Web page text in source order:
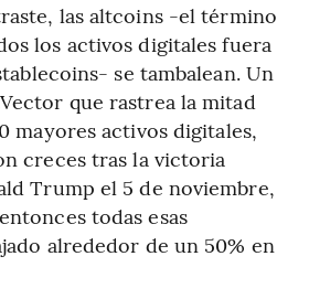
las altcoins -el término
los activos digitales fuera
se tambalean. Un
que rastrea la mitad
mayores activos digitales,
creces tras la victoria
Trump el 5 de noviembre,
todas esas
alrededor de un 50% en